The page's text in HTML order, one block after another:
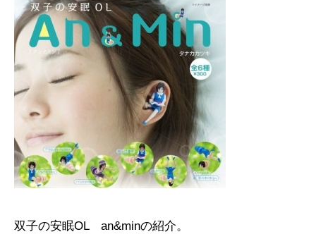
双子の安眠OL an&minの紹介。